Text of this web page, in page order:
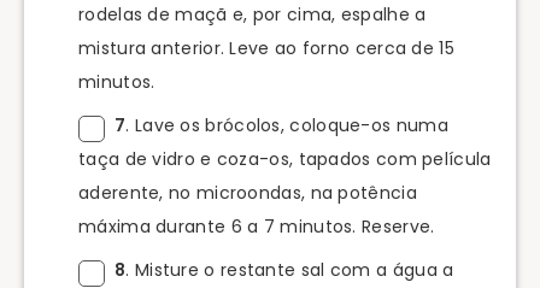
rodelas de maçã e, por cima, espalhe a
mistura anterior. Leve ao forno cerca de 15
minutos.
7. Lave os brócolos, coloque-os numa
taça de vidro e coza-os, tapados com película
aderente, no microondas, na potência
máxima durante 6 a 7 minutos. Reserve.
8. Misture o restante sal com a água a